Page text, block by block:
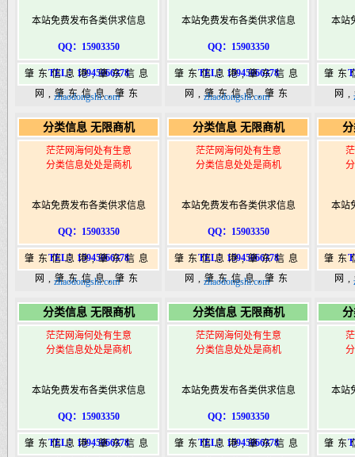
本站免费发布各类供求信息
QQ：15903350
TEL：15945066378
肇东信息港,肇东信息
网,肇东信息,肇东
港|www.zhaodongshi.com
zhaodongshi.com
本站免费发布各类供求信息
QQ：15903350
TEL：15945066378
肇东信息港,肇东信息
网,肇东信息,肇东
港|www.zhaodongshi.com
zhaodongshi.com
本站
肇东
网
港
分类信息 无限商机
茫茫网海何处有生意
分类信息处处是商机
本站免费发布各类供求信息
QQ：15903350
TEL：15945066378
肇东信息港,肇东信息
网,肇东信息,肇东
港|www.zhaodongshi.com
zhaodongshi.com
分类信息 无限商机
茫茫网海何处有生意
分类信息处处是商机
本站免费发布各类供求信息
QQ：15903350
TEL：15945066378
肇东信息港,肇东信息
网,肇东信息,肇东
港|www.zhaodongshi.com
zhaodongshi.com
本站
肇东
网
港
分类信息 无限商机
茫茫网海何处有生意
分类信息处处是商机
本站免费发布各类供求信息
QQ：15903350
TEL：15945066378
肇东信息港,肇东信息
分类信息 无限商机
茫茫网海何处有生意
分类信息处处是商机
本站免费发布各类供求信息
QQ：15903350
TEL：15945066378
肇东信息港,肇东信息
本站
肇东